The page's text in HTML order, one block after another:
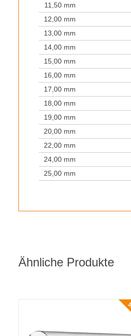
11,50 mm
12,00 mm
13,00 mm
14,00 mm
15,00 mm
16,00 mm
17,00 mm
18,00 mm
19,00 mm
20,00 mm
22,00 mm
24,00 mm
25,00 mm
Ähnliche Produkte